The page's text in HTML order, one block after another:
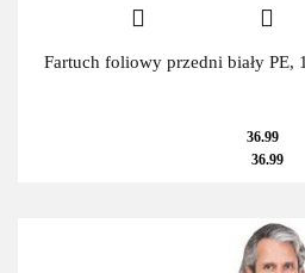
Fartuch foliowy przedni biały PE,
36.99
36.99